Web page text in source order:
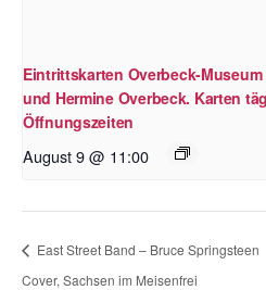
Eintrittskarten Overbeck-
und Hermine Overbeck. Karten
Öffnungszeiten
August 9 @ 11:00
East Street Band – Bruce Springsteen
Cover, Sachsen im Meisenfrei